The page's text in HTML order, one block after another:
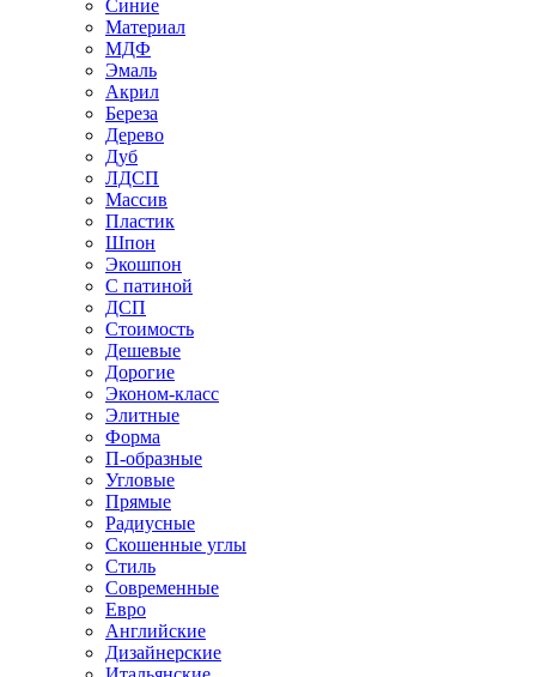
Синие
Материал
МДФ
Эмаль
Акрил
Береза
Дерево
Дуб
ЛДСП
Массив
Пластик
Шпон
Экошпон
С патиной
ДСП
Стоимость
Дешевые
Дорогие
Эконом-класс
Элитные
Форма
П-образные
Угловые
Прямые
Радиусные
Скошенные углы
Стиль
Современные
Евро
Английские
Дизайнерские